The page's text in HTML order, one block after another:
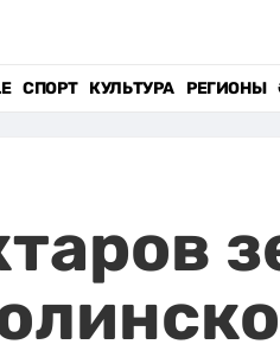
СПОРТ КУЛЬТУРА РЕГИОНЫ